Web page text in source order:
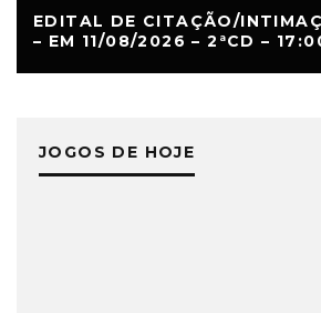
EDITAL DE CITAÇÃO/
– EM 11/08/2026 – 2ªCD –
JOGOS DE HOJE